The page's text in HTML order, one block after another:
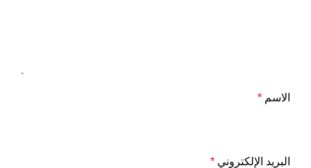
الاسم *
البريد الإلكتروني *